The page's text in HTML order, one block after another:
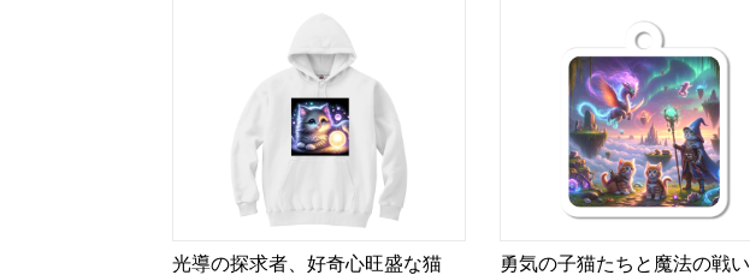
光導の探求者、好奇心旺盛な猫 勇気の子猫たちと魔法の戦い